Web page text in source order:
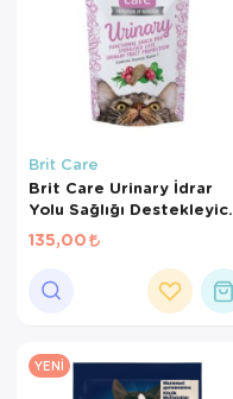
Brit Care
Brit Care Urinary İdrar
Yolu Sağlığı Destekleyici
Kedi Ödül Maması 50 Gr
135,00
YENI